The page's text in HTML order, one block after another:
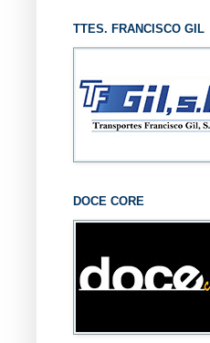
TTES. FRANCISCO GIL
DOCE CORE